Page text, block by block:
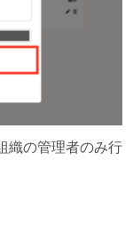
織の管理者のみ行